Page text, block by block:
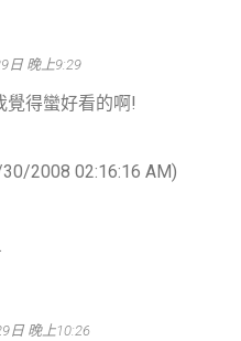
日 晚上9:29
覺得蠻好看的啊!
2008 02:16:16 AM)
日 晚上10:26